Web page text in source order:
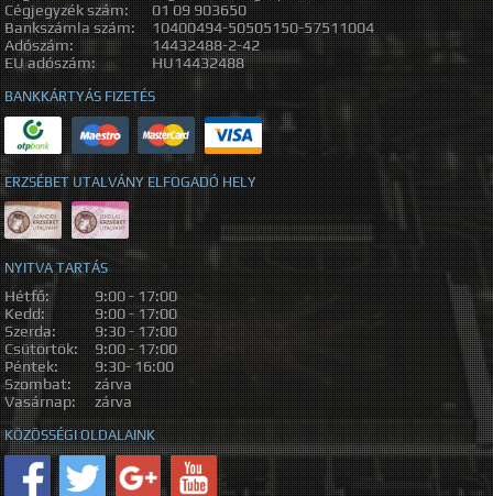
Cégjegyzék szám:
01 09 903650
Bankszámla szám:
10400494-50505150-57511004
Adószám:
14432488-2-42
EU adószám:
HU14432488
BANKKÁRTYÁS FIZETÉS
ERZSÉBET UTALVÁNY ELFOGADÓ HELY
NYITVA TARTÁS
Hétfő:
9:00 - 17:00
Kedd:
9:00 - 17:00
Szerda:
9:30 - 17:00
Csütörtök:
9:00 - 17:00
Péntek:
9:30- 16:00
Szombat:
zárva
Vasárnap:
zárva
KÖZÖSSÉGI OLDALAINK